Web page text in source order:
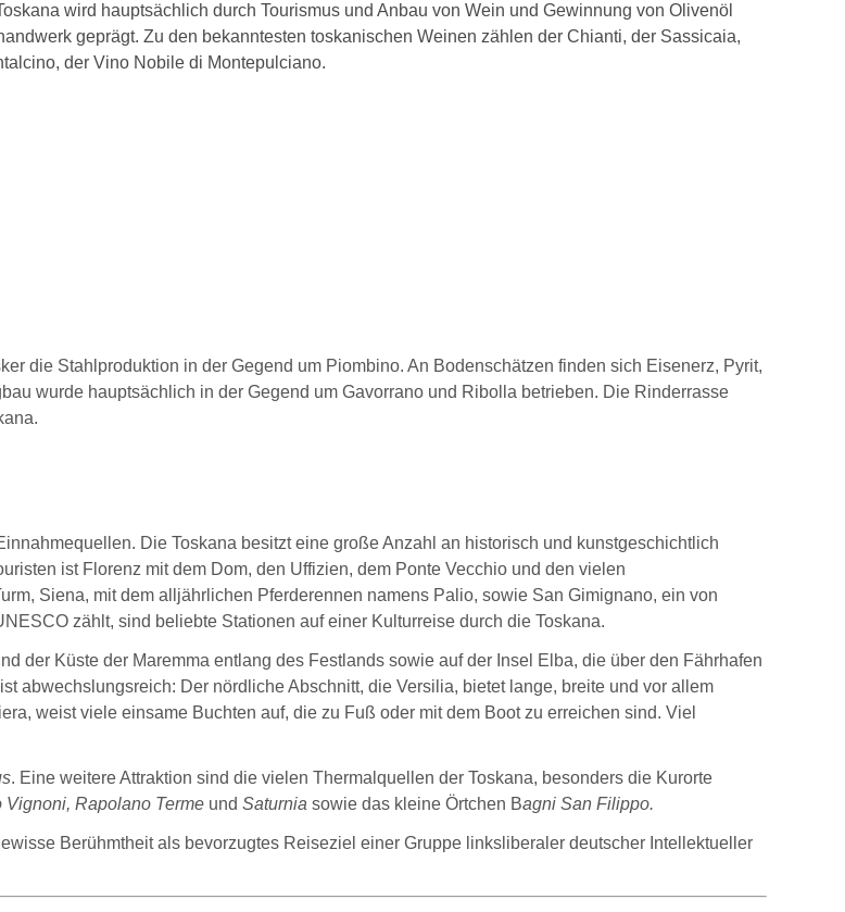
wird hauptsächlich durch Tourismus und Anbau von Wein und Gewinnung von Olivenöl
geprägt. Zu den bekanntesten toskanischen Weinen zählen der Chianti, der Sassicaia,
der Vino Nobile di Montepulciano.
die Stahlproduktion in der Gegend um Piombino. An Bodenschätzen finden sich Eisenerz, Pyrit,
wurde hauptsächlich in der Gegend um Gavorrano und Ribolla betrieben. Die Rinderrasse
Die Toskana besitzt eine große Anzahl an historisch und kunstgeschichtlich
ist Florenz mit dem Dom, den Uffizien, dem Ponte Vecchio und den vielen
Siena, mit dem alljährlichen Pferderennen namens Palio, sowie San Gimignano, ein von
zählt, sind beliebte Stationen auf einer Kulturreise durch die Toskana.
der Küste der Maremma entlang des Festlands sowie auf der Insel Elba, die über den Fährhafen
abwechslungsreich: Der nördliche Abschnitt, die Versilia, bietet lange, breite und vor allem
weist viele einsame Buchten auf, die zu Fuß oder mit dem Boot zu erreichen sind. Viel
. Eine weitere Attraktion sind die vielen Thermalquellen der Toskana, besonders die Kurorte
Vignoni, Rapolano Terme und Saturnia sowie das kleine Örtchen Bagni San Filippo.
Berühmtheit als bevorzugtes Reiseziel einer Gruppe linksliberaler deutscher Intellektueller